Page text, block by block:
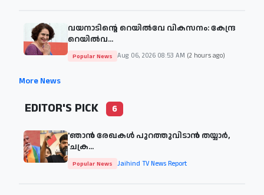
വയനാടിന്റെ റെയില്‍വേ വികസനം: കേന്ദ്ര
റെയില്‍വ...
Popular News Aug 06, 2026 08:53 AM (2 hours ago)
More News
EDITOR'S PICK 6
'ഞാന്‍ രേഖകള്‍ പുറത്തുവിടാന്‍ തയ്യാര്‍,
'ചക്ര...
Popular News Jaihind TV News Report